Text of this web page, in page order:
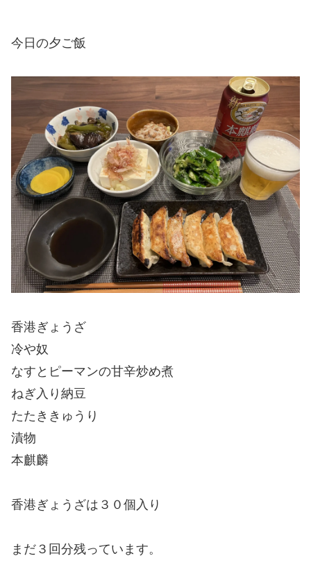
今日の夕ご飯
香港ぎょうざ
冷や奴
なすとピーマンの甘辛炒め煮
ねぎ入り納豆
たたききゅうり
漬物
本麒麟
香港ぎょうざは３０個入り
まだ３回分残っています。